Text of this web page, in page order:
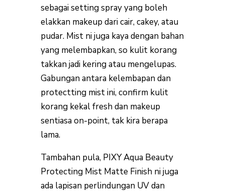
sebagai setting spray yang boleh
elakkan makeup dari cair, cakey, atau
pudar. Mist ni juga kaya dengan bahan
yang melembapkan, so kulit korang
takkan jadi kering atau mengelupas.
Gabungan antara kelembapan dan
protectting mist ini, confirm kulit
korang kekal fresh dan makeup
sentiasa on-point, tak kira berapa
lama.
Tambahan pula, PIXY Aqua Beauty
Protecting Mist Matte Finish ni juga
ada lapisan perlindungan UV dan